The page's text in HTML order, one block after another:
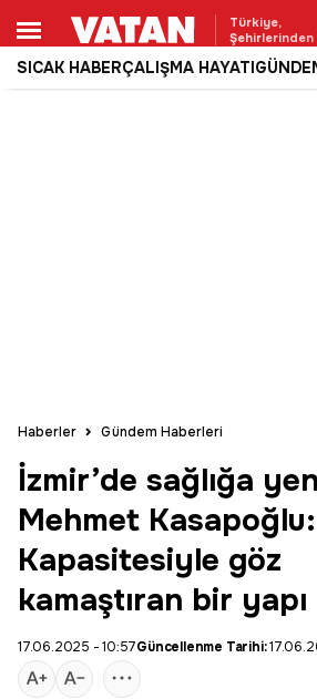
Türkiye,
Şehirlerinden
SICAK HABERÇALIŞMA HAYATI
Haberler Gündem Haberleri
İzmir’de sağlığa
Mehmet Kasapoğlu:
Kapasitesiyle göz
kamaştıran bir yapı
17.06.2025 - 10:57Güncellenme Tarihi: